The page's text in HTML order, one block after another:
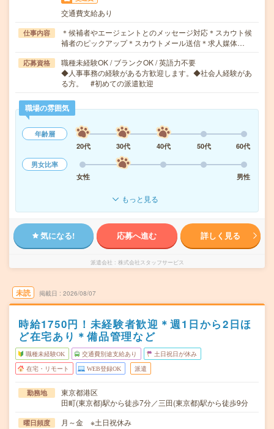
交通費支給あり
仕事内容
＊候補者やエージェントとのメッセージ対応＊スカウト候
補者のピックアップ＊スカウトメール送信＊求人媒体…
応募資格
職種未経験OK / ブランクOK / 英語力不要
◆人事事務の経験がある方歓迎します。◆社会人経験があ
る方。 #初めての派遣歓迎
職場の雰囲気
年齢層
20代
30代 40代 50代
60代
男女比率
女性
男性
もっと見る
気になる! 応募へ進む 詳しく見る
派遣会社 株式会社スタッフサービス
未読 掲載日 2026/08/07
時給1750円！未経験者歓迎＊週1日から2日ほ
ど在宅あり＊備品管理など
職種未経験OK 交通費別途支給あり 土日祝日が休み
在宅・リモート WEB登録OK 派遣
勤務地
東京都港区
田町(東京都)駅から徒歩7分／三田(東京都)駅から徒歩9分
曜日頻度 月～金 ※土日祝休み